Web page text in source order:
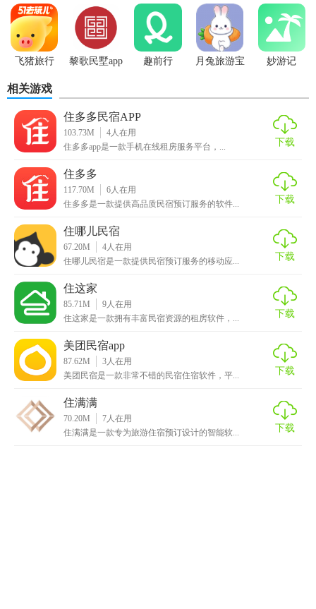
app
飞猪旅行 黎歌民墅app 趣前行 月兔旅游宝 妙游记
相关游戏
住多多民宿APP
103.73M 4 人在用
住多多app是一款手机在线租房服务平台，...
下载
住多多
117.70M 6 人在用
住多多是一款提供高品质民宿预订服务的软件...
下载
住哪儿民宿
67.20M 4 人在用
住哪儿民宿是一款提供民宿预订服务的移动应...
下载
住这家
85.71M 9 人在用
住这家是一款拥有丰富民宿资源的租房软件，...
下载
美团民宿app
87.62M 3 人在用
美团民宿是一款非常不错的民宿住宿软件，平...
下载
住满满
70.20M 7 人在用
住满满是一款专为旅游住宿预订设计的智能软...
下载